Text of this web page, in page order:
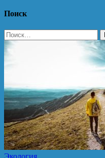
Поиск
Найти:
Экология